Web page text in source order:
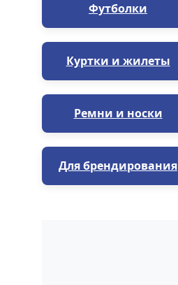
Футболки
Куртки и жилеты
Ремни и носки
Для брендирования